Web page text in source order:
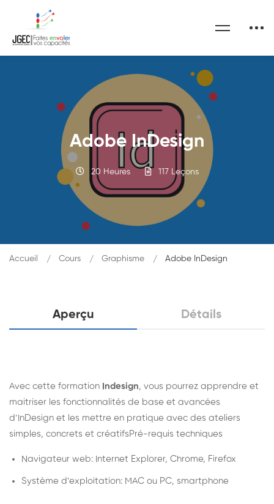
Adobe InDesign
20 Heures 117 Leçons
Accueil Cours Graphisme Adobe InDesign
Aperçu Détails
Avec cette formation Indesign, vous pourrez apprendre et
maitriser les fonctionnalités de base et avancées
d’InDesign et les mettre en pratique avec des ateliers
simples, concrets et créatifsPré-requis techniques
Navigateur web: Internet Explorer, Chrome, Firefox
Système d’exploitation: MAC ou PC, smartphone